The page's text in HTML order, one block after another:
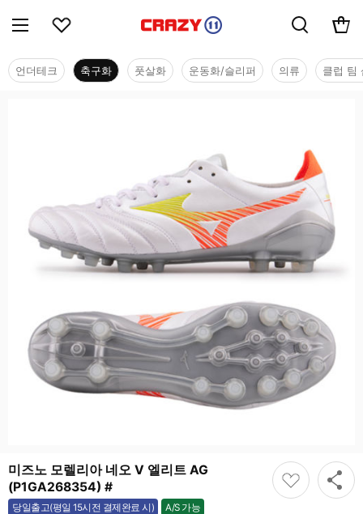
언더테크 축구화 풋살화 운동화/슬리퍼 의류 클럽 팀
미즈노 모렐리아 네오 V 엘리트 AG
(P1GA268354) #
당일출고(평일 15시전 결제완료 시) A/S 가능
가능